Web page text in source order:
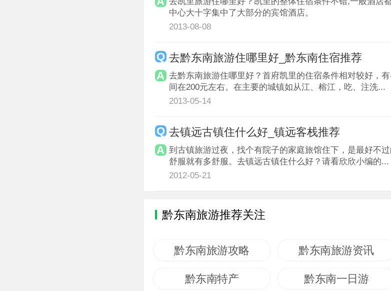
中心大十字集中了大部分的宾馆酒店。
2013-08-08
去黔东南旅游住哪里好_黔东南住宿推荐
去黔东南旅游住哪里好？首府凯里的住宿条件相对较好，
间在200元左右。在主要的城镇如从江、榕江，吃、注洗...
2013-05-14
去镇远古镇住什么好_镇远客栈推荐
到古镇旅游过夜，找个有院子的家庭旅馆住下，是最好不
舒服就有多舒服。去镇远古镇住什么好？请看欣欣小编的...
2012-05-21
黔东南旅游推荐关注
黔东南旅游攻略 黔东南旅游资讯
黔东南特产 黔东南一日游